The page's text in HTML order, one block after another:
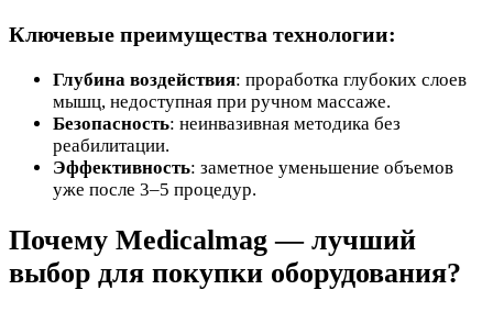
Ключевые преимущества технологии:
Глубина воздействия: проработка глубоких слоев
мышц, недоступная при ручном массаже.
Безопасность: неинвазивная методика без
реабилитации.
Эффективность: заметное уменьшение объемов
уже после 3–5 процедур.
Почему Medicalmag — лучший
выбор для покупки оборудования?